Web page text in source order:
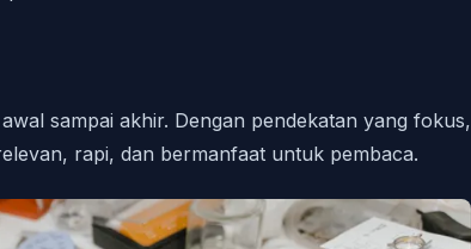
sampai akhir. Dengan pendekatan yang fokus,
rapi, dan bermanfaat untuk pembaca.